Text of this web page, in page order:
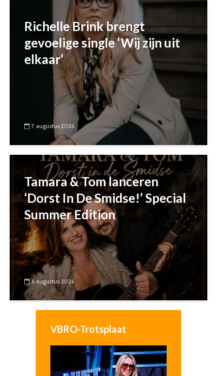
Richelle Brink brengt
gevoelige single ‘Wij zijn uit
elkaar’
7 augustus 2026
Tamara & Tom lanceren
‘Dorst In De Smidse!’ Special
Summer Edition
6 augustus 2026
VBRO-Trotsplaat